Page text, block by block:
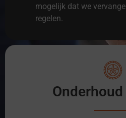
mogelijk dat we
regelen.